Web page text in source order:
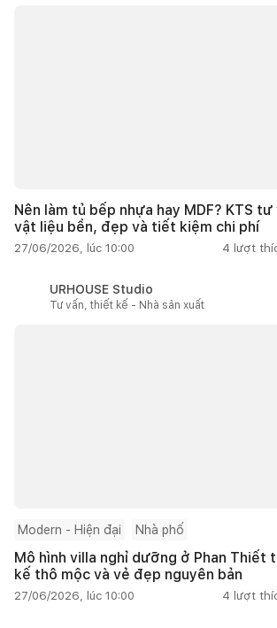
Nên làm tủ bếp nhựa hay MDF? KTS
vật liệu bền, đẹp và tiết kiệm chi phí
27/06/2026, lúc 10:00 4 lượt
URHOUSE Studio
Tư vấn, thiết kế - Nhà sản xuất
Modern - Hiện đại Nhà phố
Mô hình villa nghỉ dưỡng ở Phan Thiết
kế thô mộc và vẻ đẹp nguyên bản
27/06/2026, lúc 10:00 4 lượt